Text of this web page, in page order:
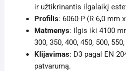
ir užtikrinantis ilgalaikį
Profilis: 6060-P (R 6,0 mm
Matmenys: Ilgis iki 4100
300, 350, 400, 450, 500,
Klijavimas: D3 pagal EN
patvarumą.